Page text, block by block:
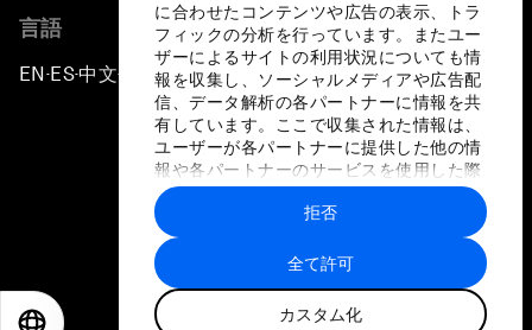
に合わせたコンテンツや広告の表示、トラ
フィックの分析を行っています。またユー
ザーによるサイトの利用状況についても情
報を収集し、ソーシャルメディアや広告配
信、データ解析の各パートナーに情報を共
有しています。ここで収集された情報は、
ユーザーが各パートナーに提供した他の情
報や各パートナーのサービスを使用した際
に収集された情報と組み合わされ、各パー
トナーによって使用されることがありま
す。
全て許可
カスタム化
拒否
言語
EN ▪ES▪中文▪ 日本語
プライバシーポリシーと利用規約
サイトマップ
©
世界経済フォーラム